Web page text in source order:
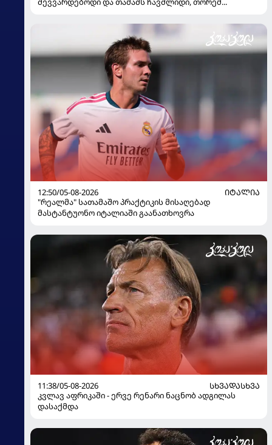
12:50/05-08-2026
ᲘᲢᲐᲚᲘᲐ
"რეალმა" სათამაშო პრაქტიკის მისაღებად
მასტანტუონო იტალიაში გაანათხოვრა
11:38/05-08-2026
ᲡᲮᲕᲐᲓᲐᲡᲮᲕᲐ
კვლავ აფრიკაში - ერვე რენარი ნაცნობ ადგილას
დასაქმდა